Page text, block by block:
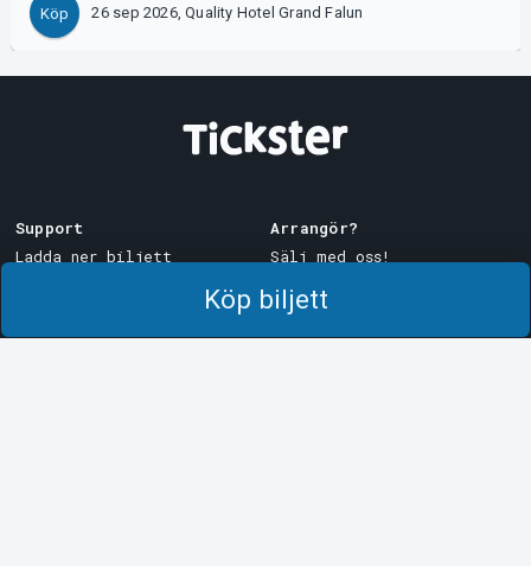
Köp biljett
Köp 26 sep 2026, Quality Hotel Grand Falun
Support
Ladda ner biljett
Arrangör?
Sälj med oss!
Logga in i Manager